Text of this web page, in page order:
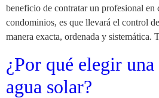
beneficio de contratar un profesional en
condominios, es que llevará el control
manera exacta, ordenada y
¿Por qué elegir
agua solar?